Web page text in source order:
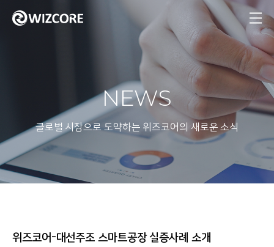
NEWS
글로벌 시장으로 도약하는 위즈코어의 새로운 소식
위즈코어-대선주조 스마트공장 실증사례 소개